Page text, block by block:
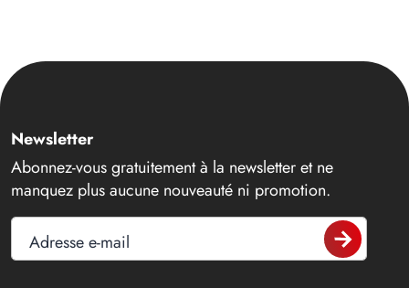
Newsletter
Abonnez-vous gratuitement à la newsletter et ne
manquez plus aucune nouveauté ni promotion.
Adresse e-mail